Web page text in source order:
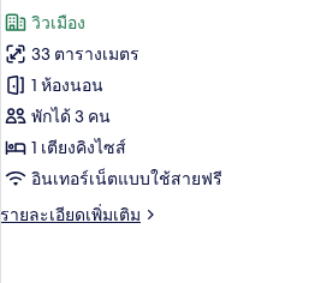
Cozzi
Quadruple
Room
ภาพถ่าย
ทั้งหมด
ของ
ห้อง
คอมฟอร์ท
ดับเบิล
วิวเมือง
33 ตารางเมตร
1 ห้องนอน
พักได้ 3 คน
1 เตียงคิงไซส์
อินเทอร์เน็ตแบบใช้สายฟรี
รายละเอียดเพิ่มเติม
ราย